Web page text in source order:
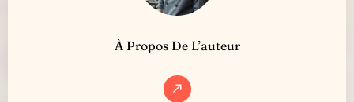
À Propos De L’auteur
call_made